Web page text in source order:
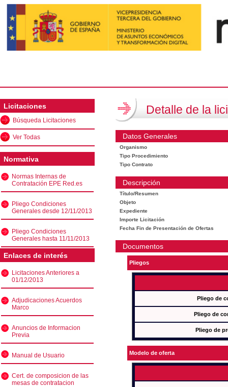
Licitaciones
Búsqueda Licitaciones
Ver Todas
Normativa
Normas Internas de
Contratación EPE Red.es
Pliego Condiciones
Generales desde 12/11/2013
Pliego Condiciones
Generales hasta 11/11/2013
Enlaces de interés
Licitaciones Anteriores a
01/12/2013
Adjudicaciones Acuerdos
Marco
Anuncios de Informacion
Previa
Manual de Usuario
Cert. de composicion de las
mesas de contratacion
Detalle de la
Datos Generales
Organismo
Tipo Procedimiento
Tipo Contrato
Descripción
Título/Resumen
Objeto
Expediente
Importe Licitación
Fecha Fin de Presentación de Ofertas
Documentos
Pliegos
Pliego de
Pliego de
Pliego de
Modelo de oferta